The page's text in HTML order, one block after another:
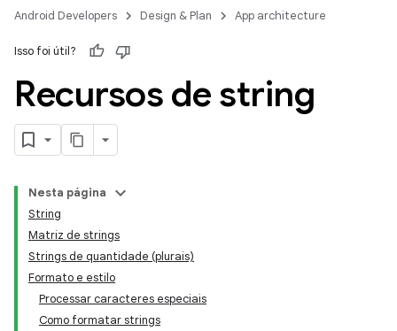
Android Developers Design & Plan App architecture
Isso foi útil?
Recursos de string
Nesta página
String
Matriz de strings
Strings de quantidade (plurais)
Formato e estilo
Processar caracteres especiais
Como formatar strings